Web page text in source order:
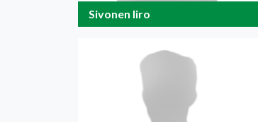
Sivonen Iiro